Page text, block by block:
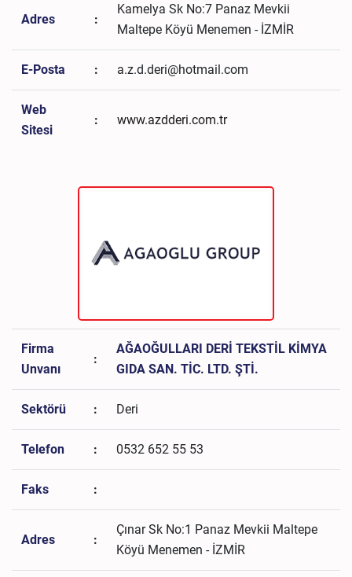
Adres :
Kamelya Sk No:7 Panaz Mevkii
Maltepe Köyü Menemen - İZMİR
E-Posta : a.z.d.deri@hotmail.com
Web
Sitesi
: www.azdderi.com.tr
Firma
Unvanı
:
AĞAOĞULLARI DERİ TEKSTİL KİMYA
GIDA SAN. TİC. LTD. ŞTİ.
Sektörü : Deri
Telefon : 0532 652 55 53
Faks :
Adres :
Çınar Sk No:1 Panaz Mevkii Maltepe
Köyü Menemen - İZMİR